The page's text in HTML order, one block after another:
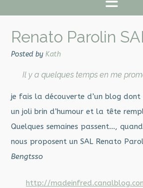
Renato Parolin
Posted by Kath
Il y a quelques temps en me
je fais la découverte d’un blog
un joli brin d’humour et la tête
Quelques semaines passent…,
nous proposent un SAL Renato
Bengtsso
http://